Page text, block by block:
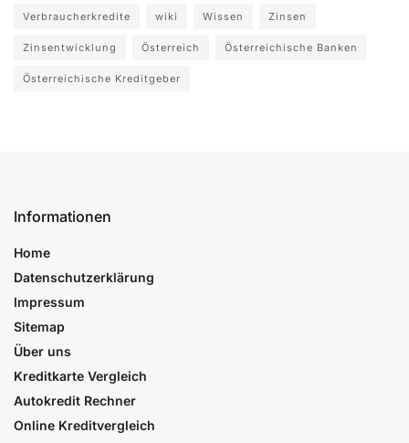
Verbraucherkredite wiki Wissen Zinsen
Zinsentwicklung Österreich Österreichische Banken
Österreichische Kreditgeber
Informationen
Home
Datenschutzerklärung
Impressum
Sitemap
Über uns
Kreditkarte Vergleich
Autokredit Rechner
Online Kreditvergleich